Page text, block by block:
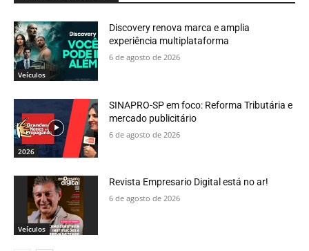
Veículos
Discovery renova marca e amplia
experiência multiplataforma
6 de agosto de 2026
2026
SINAPRO-SP em foco: Reforma Tributária e
mercado publicitário
6 de agosto de 2026
Veículos
Revista Empresario Digital está no ar!
6 de agosto de 2026